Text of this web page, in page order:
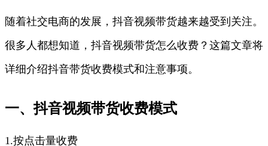
随着社交电商的发展，抖音视频带货越来越受到关注。
很多人都想知道，抖音视频带货怎么收费？这篇文章将
详细介绍抖音带货收费模式和注意事项。
一、抖音视频带货收费模式
1.按点击量收费